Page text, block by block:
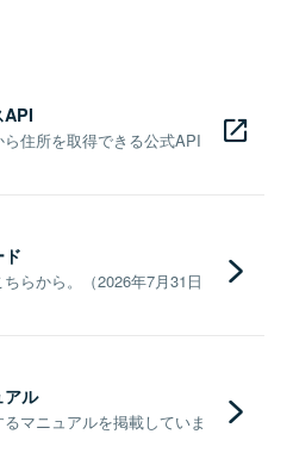
API
住所を取得できる公式API
らから。（2026年7月31日
アル
マニュアルを掲載していま